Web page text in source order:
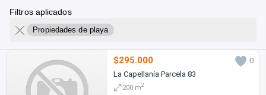
Filtros aplicados
Propiedades de playa
$295.000
0
La Capellanía Parcela 83
200 m2